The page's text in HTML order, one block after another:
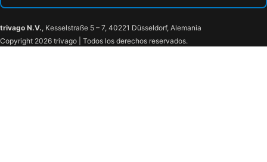
trivago N.V., Kesselstraße 5 – 7, 40221 Düsseldorf, Alemania
Copyright 2026 trivago | Todos los derechos reservados.